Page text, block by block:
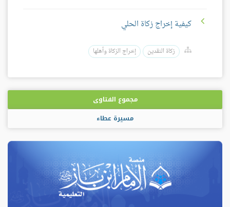
كيفية إخراج زكاة الحلي
زكاة النقدين إخراج الزكاة وأهلها
مجموع الفتاوى
مسيرة عطاء